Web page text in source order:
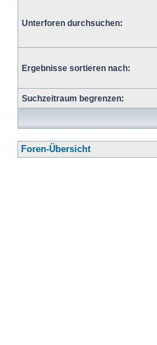
Unterforen durchsuchen:
Ergebnisse sortieren nach:
Suchzeitraum begrenzen:
Foren-Übersicht